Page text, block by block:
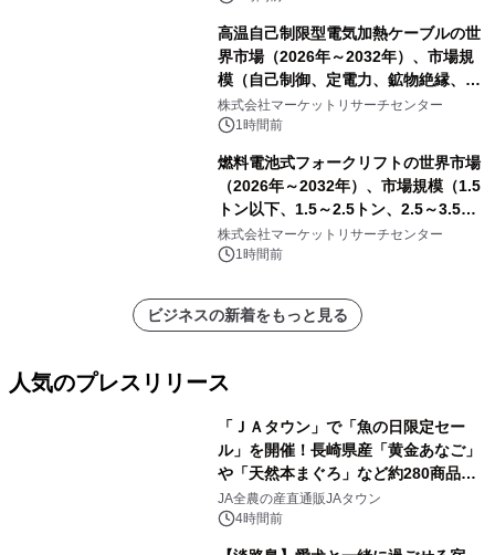
高温自己制限型電気加熱ケーブルの世
界市場（2026年～2032年）、市場規
模（自己制御、定電力、鉱物絶縁、表
皮効果）・分析レポートを発表
株式会社マーケットリサーチセンター
1時間前
燃料電池式フォークリフトの世界市場
（2026年～2032年）、市場規模（1.5
トン以下、1.5～2.5トン、2.5～3.5ト
ン、3.5～5.0トン、その他）・分析レ
ポートを発表
株式会社マーケットリサーチセンター
1時間前
ビジネスの新着をもっと見る
人気のプレスリリース
「ＪＡタウン」で「魚の日限定セー
ル」を開催！長崎県産「黄金あなご」
や「天然本まぐろ」など約280商品を
販売！～毎月１０日の定例企画～
JA全農の産直通販JAタウン
4時間前